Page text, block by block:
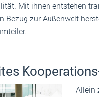
Mit ihnen entstehen
Bezug zur Außenwelt
Allein